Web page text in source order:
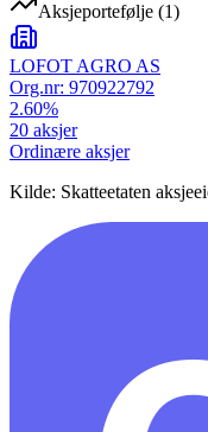
Aksjeportefølje (1)
LOFOT AGRO AS
Org.nr: 970922792
2.60%
20 aksjer
Ordinære aksjer
Kilde: Skatteetaten